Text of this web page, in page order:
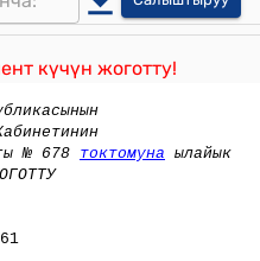
күчүн жоготту!